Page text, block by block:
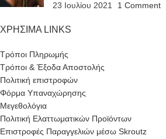
23 Ιουλίου 2021
1 Comment
ΧΡΗΣΙΜΑ LINKS
Τρόποι Πληρωμής
Τρόποι & Έξοδα Αποστολής
Πολιτική επιστροφών
Φόρμα Υπαναχώρησης
Μεγεθολόγια
Πολιτική Ελαττωματικών Προϊόντων
Επιστροφές Παραγγελιών μέσω Skroutz